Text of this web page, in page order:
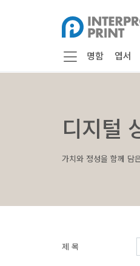
명함 엽서
디지털
가치와 정성을 함께 담
제 목